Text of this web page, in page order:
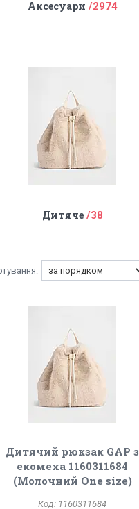
Аксесуари 2974
Дитяче 38
Дитячий рюкзак GAP з
екомеха 1160311684
(Молочний One size)
1160311684